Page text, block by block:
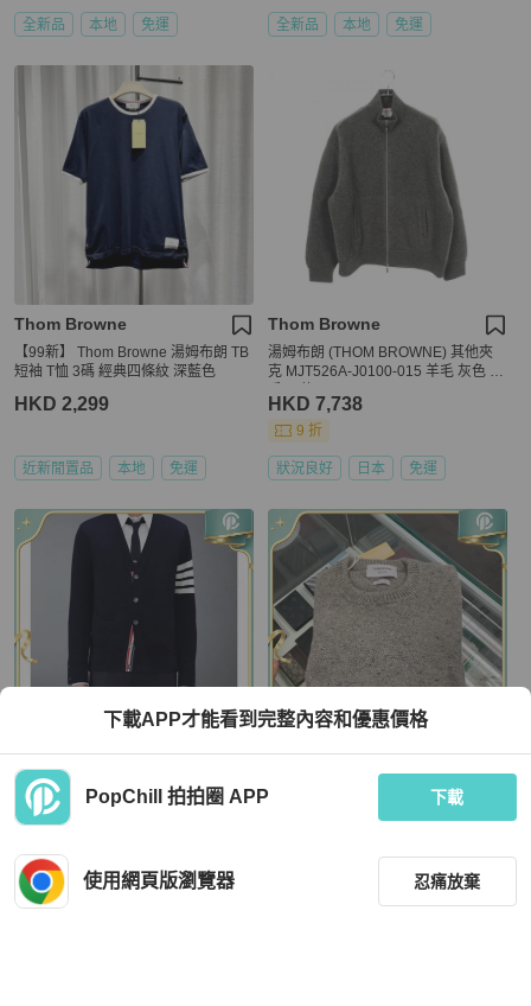
全新品 本地 免運 全新品 本地 免運
Thom Browne
【99新】 Thom Browne 湯姆布朗 TB
短袖 T恤 3碼 經典四條紋 深藍色
HKD 2,299
近新閒置品 本地 免運
Thom Browne
湯姆布朗 (THOM BROWNE) 其他夾
克 MJT526A-J0100-015 羊毛 灰色 二
HKD 7,738
9 折
狀況良好 日本 免運
Thom Browne
Thom Browne 男士 長袖開衫0 1 2 3 4
5碼
現折 200
全新品 免運
下載APP才能看到完整內容和優惠價格
PopChill 拍拍圈 APP 下載
使用網頁版瀏覽器 忍痛放棄